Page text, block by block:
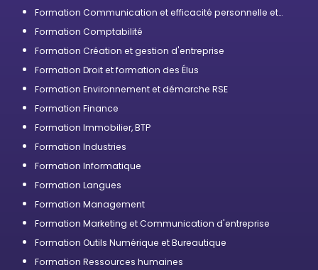
Formation Communication et efficacité personnelle et
Formation Comptabilité
Formation Création et gestion d'entreprise
Formation Droit et formation des Élus
Formation Environnement et démarche RSE
Formation Finance
Formation Immobilier, BTP
Formation Industries
Formation Informatique
Formation Langues
Formation Management
Formation Marketing et Communication d'entreprise
Formation Outils Numérique et Bureautique
Formation Ressources humaines